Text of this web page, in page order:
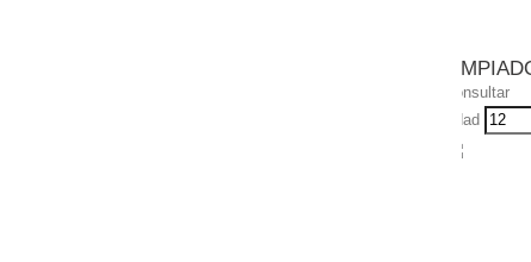
Consultar
Udad